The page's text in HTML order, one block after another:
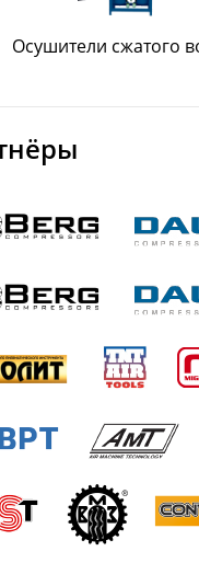
Осушители сжатого